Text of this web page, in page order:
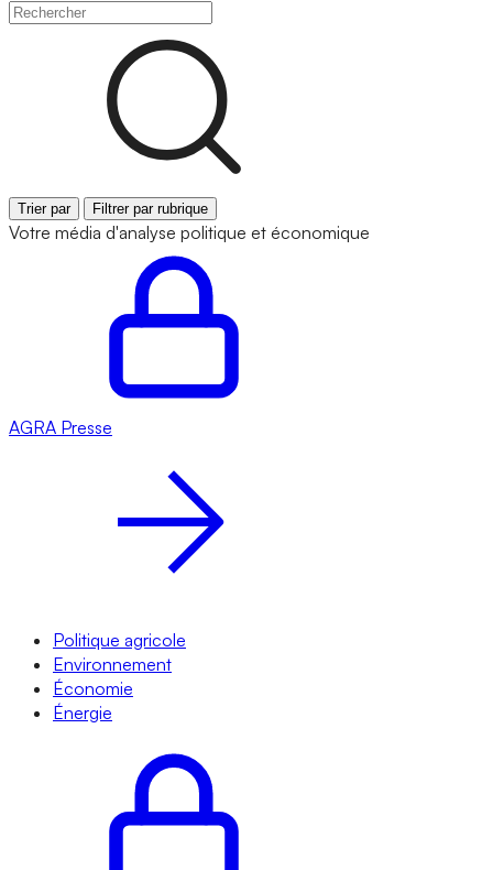
Trier par Filtrer par rubrique
Votre média d'analyse politique et économique
AGRA Presse
Politique agricole
Environnement
Économie
Énergie